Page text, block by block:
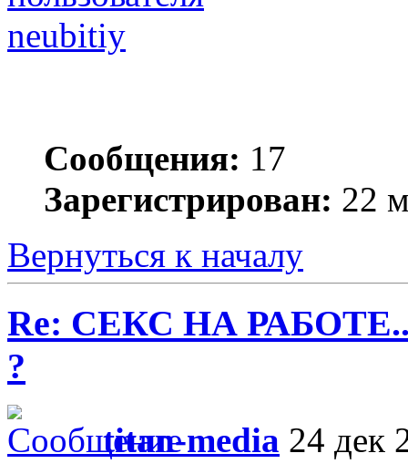
neubitiy
Сообщения: 17
Зарегистрирован: 22
Вернуться к началу
Re: СЕКС НА
?
titan-media 24 дек